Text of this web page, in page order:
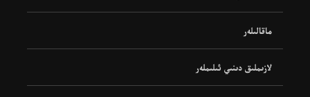
ماقالىلەر
لازىملىق دىنىي ئىلىملەر